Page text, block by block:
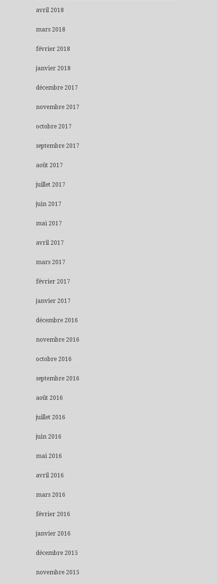
avril 2018
mars 2018
février 2018
janvier 2018
décembre 2017
novembre 2017
octobre 2017
septembre 2017
août 2017
juillet 2017
juin 2017
mai 2017
avril 2017
mars 2017
février 2017
janvier 2017
décembre 2016
novembre 2016
octobre 2016
septembre 2016
août 2016
juillet 2016
juin 2016
mai 2016
avril 2016
mars 2016
février 2016
janvier 2016
décembre 2015
novembre 2015